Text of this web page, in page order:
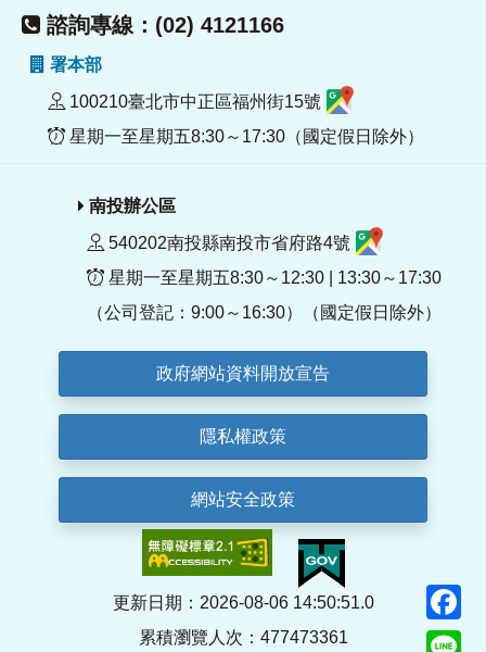
諮詢專線：(02) 4121166
署本部
100210臺北市中正區福州街15號
星期一至星期五8:30～17:30（國定假日除外）
南投辦公區
540202南投縣南投市省府路4號
星期一至星期五8:30～12:30 | 13:30～17:30
（公司登記：9:00～16:30）（國定假日除外）
政府網站資料開放宣告
隱私權政策
網站安全政策
更新日期：2026-08-06 14:50:51.0
累積瀏覽人次：477473361